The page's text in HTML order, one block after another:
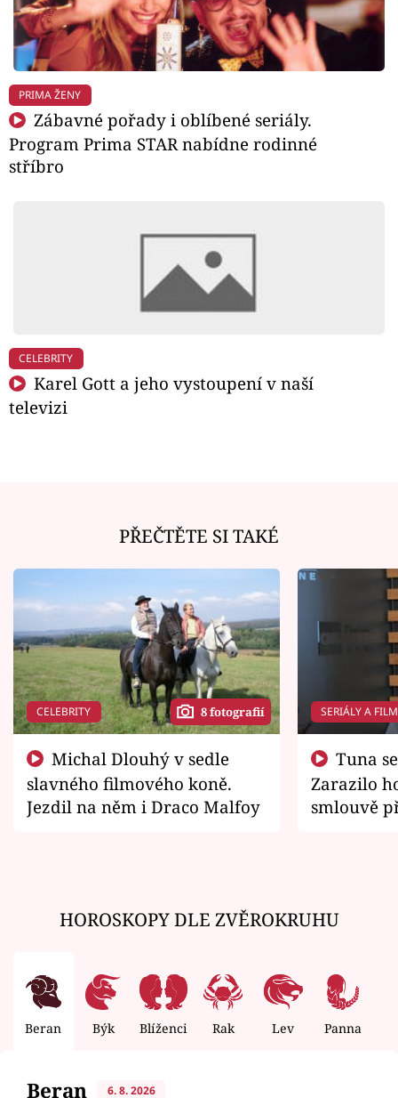
PRIMA ŽENY
Zábavné pořady i oblíbené seriály.
Program Prima STAR nabídne rodinné
stříbro
CELEBRITY
Karel Gott a jeho vystoupení v naší
televizi
PŘEČTĚTE SI TAKÉ
CELEBRITY 8 fotografií
slavného filmového koně.
Jezdil na něm i Draco Malfoy
SERIÁLY A
Zarazilo
smlouvě
HOROSKOPY DLE ZVĚROKRUHU
Beran Býk Blíženci Rak Lev Panna
Beran 6. 8. 2026